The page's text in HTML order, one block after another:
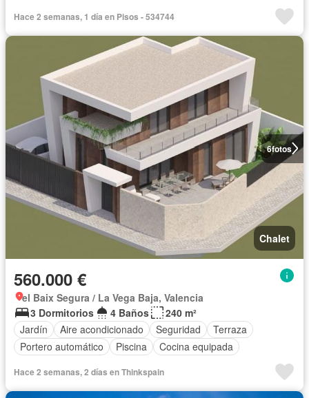
Hace 2 semanas, 1 día en Pisos - 534744
6fotos
Chalet
560.000 €
el Baix Segura / La Vega Baja, Valencia
3 Dormitorios
4 Baños
240 m²
Jardín
Aire acondicionado Seguridad
Terraza
Portero automático
Piscina Cocina equipada
Hace 2 semanas, 2 días en Thinkspain